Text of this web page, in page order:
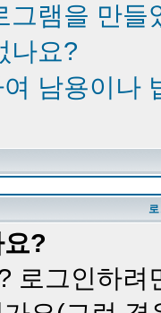
그램을 만들
나요?
남용이나
?
로그인하